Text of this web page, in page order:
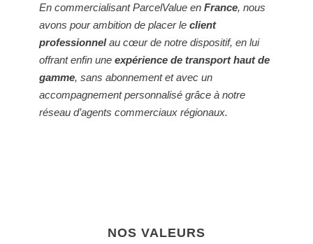
En commercialisant ParcelValue en France, nous
avons pour ambition de placer le client
professionnelau cœur de notre dispositif, en lui
offrant enfin une expérience de transport haut de
gamme, sans abonnement et avec un
accompagnement personnalisé grâce à notre
réseau d’agents commerciaux régionaux.
NOS VALEURS